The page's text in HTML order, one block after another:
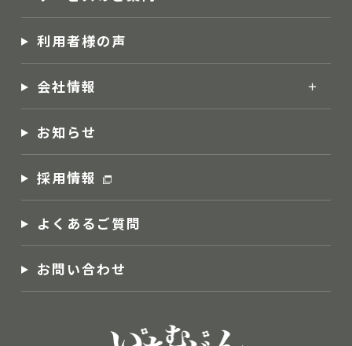
利用者様の声
会社情報
お知らせ
採用情報
よくあるご質問
お問い合わせ